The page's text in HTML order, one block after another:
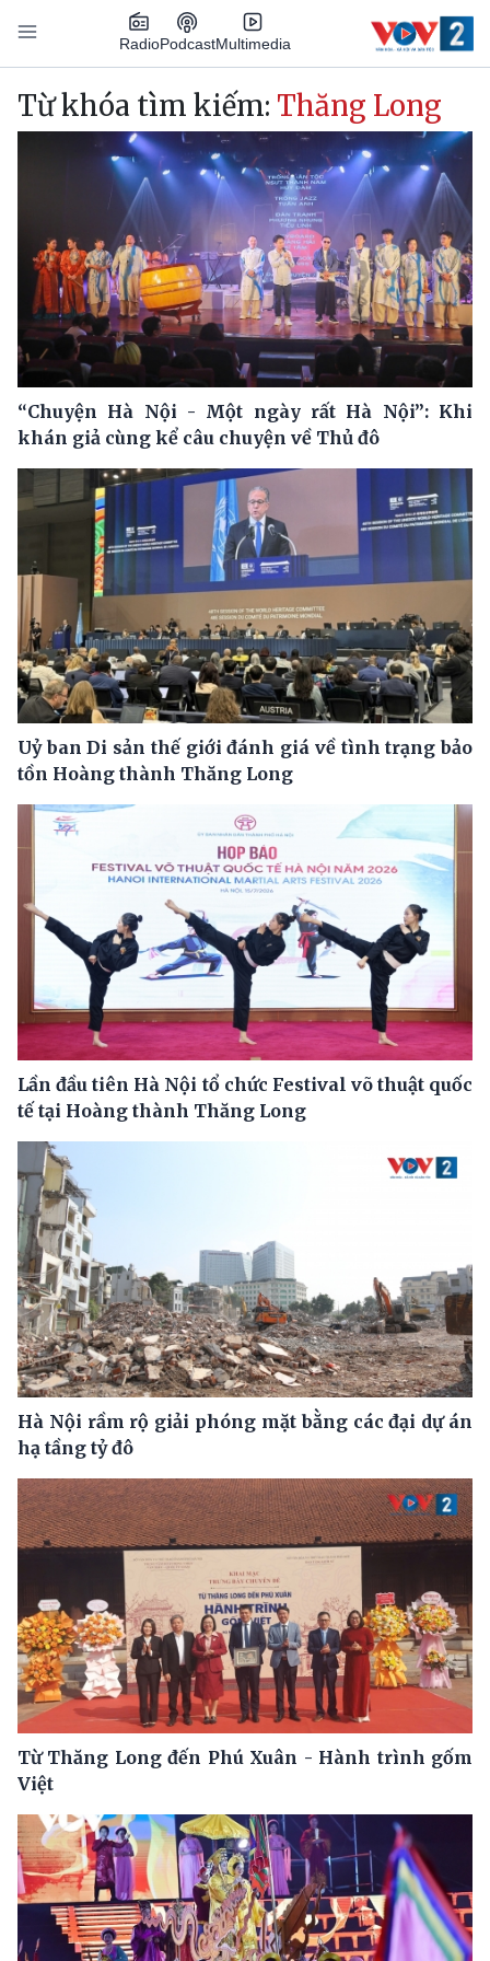
Nhảy đến nội dung
RadioPodcastMultimedia
Main navigation
Từ khóa tìm kiếm: Thăng Long
“Chuyện Hà Nội - Một ngày rất Hà Nội”: Khi
khán giả cùng kể câu chuyện về Thủ đô
Uỷ ban Di sản thế giới đánh giá về tình trạng bảo
tồn Hoàng thành Thăng Long
Lần đầu tiên Hà Nội tổ chức Festival võ thuật quốc
tế tại Hoàng thành Thăng Long
Hà Nội rầm rộ giải phóng mặt bằng các đại dự án
hạ tầng tỷ đô
Từ Thăng Long đến Phú Xuân - Hành trình gốm
Việt